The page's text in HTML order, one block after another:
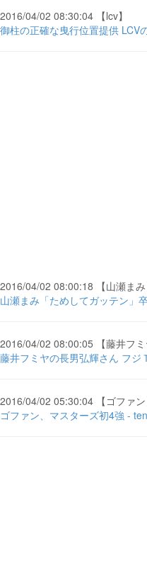
2016/04/02 08:30:04 【lcv】
御柱の正確な曳行位置提供 LCV
2016/04/02 08:00:18 【山瀬まみ
山瀬まみ「ためしてガッテン」
2016/04/02 08:00:05 【藤井フミ
藤井フミヤの長男弘輝さん フジ
2016/04/02 05:30:04 【ゴファン
ゴファン、マスターズ初4強 -